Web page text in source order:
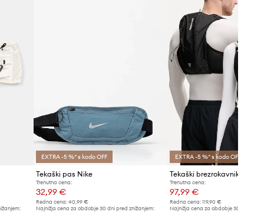
EXTRA -5 %* s kodo OFF
Tekaški pas Nike
Trenutna cena:
32,99 €
Redna cena:40,99 €
Najnižja cena za obdobje 30 dni pred znižanjem:
EXTRA -5 %* s kodo OFF
Trenutna cena:
97,99 €
Redna cena: 119,90 €
Najnižja cena za obdobje 30 dni pred